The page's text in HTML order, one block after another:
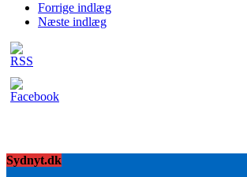
Forrige indlæg
Næste indlæg
Sydnyt.dk